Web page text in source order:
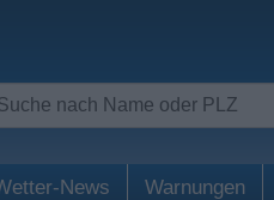
News Warnungen